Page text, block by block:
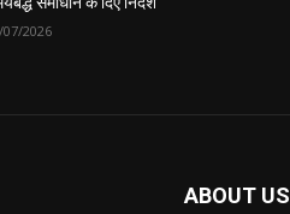
07/2026
ABOUT US